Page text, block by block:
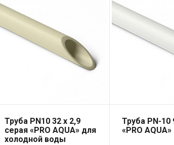
Труба PN10 32 x 2,9
серая «PRO AQUA» для
холодной воды
Труба PN-10
«PRO AQUA»